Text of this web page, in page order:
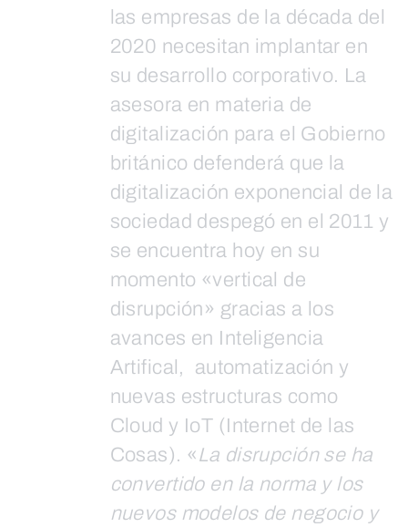
las empresas de la década del
2020 necesitan implantar en
su desarrollo corporativo. La
asesora en materia de
digitalización para el Gobierno
británico defenderá que la
digitalización exponencial de la
sociedad despegó en el 2011 y
se encuentra hoy en su
momento «vertical de
disrupción» gracias a los
avances en Inteligencia
Artifical, automatización y
nuevas estructuras como
Cloud y IoT (Internet de las
Cosas). «La disrupción se ha
convertido en la norma y los
nuevos modelos de negocio y